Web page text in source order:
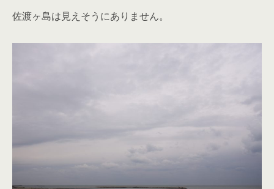
佐渡ヶ島は見えそうにありません。